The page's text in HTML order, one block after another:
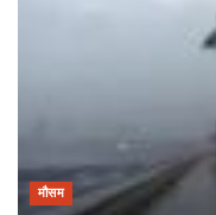
मौसम